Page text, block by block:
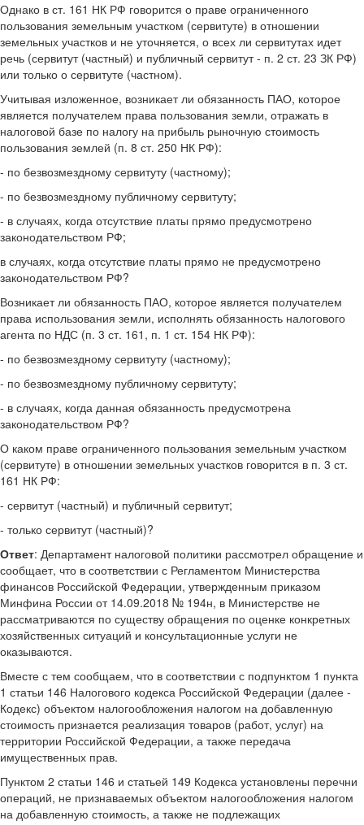
Однако в ст. 161 НК РФ говорится о праве ограниченного
пользования земельным участком (сервитуте) в отношении
земельных участков и не уточняется, о всех ли сервитутах идет
речь (сервитут (частный) и публичный сервитут - п. 2 ст. 23 ЗК РФ)
или только о сервитуте (частном).
Учитывая изложенное, возникает ли обязанность ПАО, которое
является получателем права пользования земли, отражать в
налоговой базе по налогу на прибыль рыночную стоимость
пользования землей (п. 8 ст. 250 НК РФ):
- по безвозмездному сервитуту (частному);
- по безвозмездному публичному сервитуту;
- в случаях, когда отсутствие платы прямо предусмотрено
законодательством РФ;
в случаях, когда отсутствие платы прямо не предусмотрено
законодательством РФ?
Возникает ли обязанность ПАО, которое является получателем
права использования земли, исполнять обязанность налогового
агента по НДС (п. 3 ст. 161, п. 1 ст. 154 НК РФ):
- по безвозмездному сервитуту (частному);
- по безвозмездному публичному сервитуту;
- в случаях, когда данная обязанность предусмотрена
законодательством РФ?
О каком праве ограниченного пользования земельным участком
(сервитуте) в отношении земельных участков говорится в п. 3 ст.
161 НК РФ:
- сервитут (частный) и публичный сервитут;
- только сервитут (частный)?
Ответ: Департамент налоговой политики рассмотрел обращение и
сообщает, что в соответствии с Регламентом Министерства
финансов Российской Федерации, утвержденным приказом
Минфина России от 14.09.2018 № 194н, в Министерстве не
рассматриваются по существу обращения по оценке конкретных
хозяйственных ситуаций и консультационные услуги не
оказываются.
Вместе с тем сообщаем, что в соответствии с подпунктом 1 пункта
1 статьи 146 Налогового кодекса Российской Федерации (далее -
Кодекс) объектом налогообложения налогом на добавленную
стоимость признается реализация товаров (работ, услуг) на
территории Российской Федерации, а также передача
имущественных прав.
Пунктом 2 статьи 146 и статьей 149 Кодекса установлены перечни
операций, не признаваемых объектом налогообложения налогом
на добавленную стоимость, а также не подлежащих